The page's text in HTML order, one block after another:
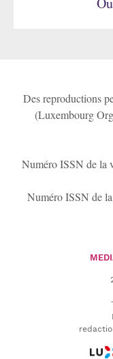
Des reproductions
(Luxembourg
Numéro ISSN de la
Numéro ISSN de